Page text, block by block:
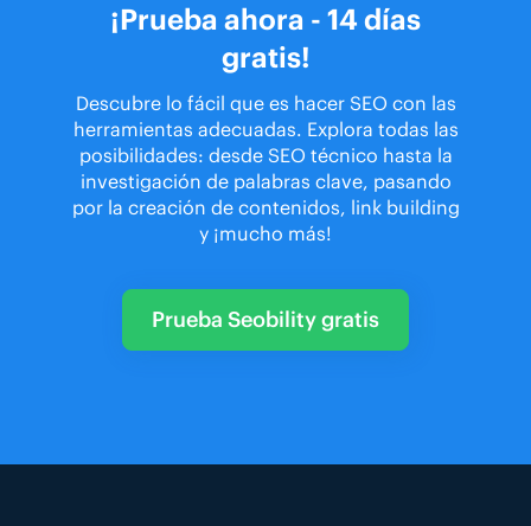
¡Prueba ahora - 14 días
gratis!
Descubre lo fácil que es hacer SEO con las
herramientas adecuadas. Explora todas las
posibilidades: desde SEO técnico hasta la
investigación de palabras clave, pasando
por la creación de contenidos, link building
y ¡mucho más!
Prueba Seobility gratis